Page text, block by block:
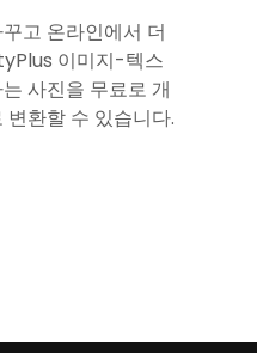
고 온라인에서 더
이미지-텍스
사진을 무료로 개
환할 수 있습니다.